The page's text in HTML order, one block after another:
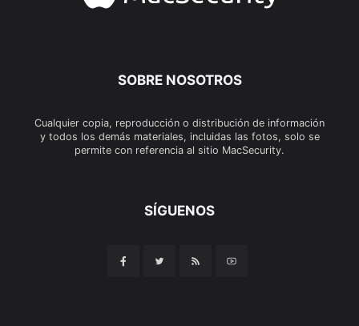
SOBRE NOSOTROS
Cualquier copia, reproducción o distribución de información
y todos los demás materiales, incluidas las fotos, solo se
permite con referencia al sitio MacSecurity.
SÍGUENOS